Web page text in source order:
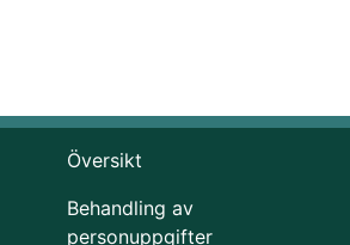
Översikt
Behandling av
personuppgifter